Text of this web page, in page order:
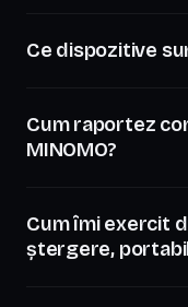
Ce dispozitive
Cum raportez
MINOMO?
Cum îmi exercit
ștergere,